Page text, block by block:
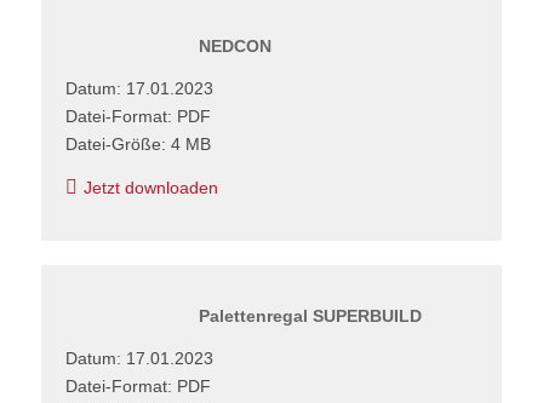
NEDCON
Datum: 17.01.2023
Datei-Format: PDF
Datei-Größe: 4 MB
Jetzt downloaden
Palettenregal SUPERBUILD
Datum: 17.01.2023
Datei-Format: PDF